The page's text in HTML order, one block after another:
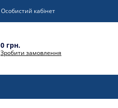
Особистий кабінет
0 грн.
Зробити замовлення